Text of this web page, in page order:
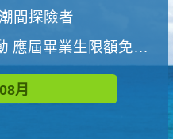
間探險者
畢業生限額免費參加
月